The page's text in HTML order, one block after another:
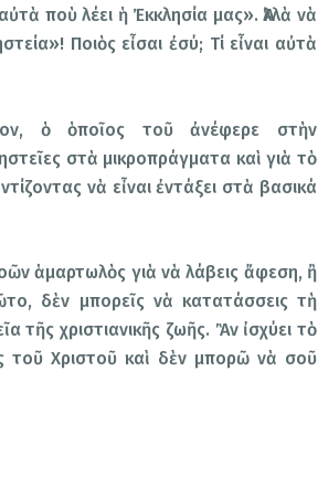
ποὺ λέει ἡ Ἐκκλησία μας». Ἀλλὰ νὰ
Ποιὸς εἶσαι ἐσύ; Τί εἶναι αὐτὰ
ὁ ὁποῖος τοῦ ἀνέφερε στὴν
στὰ μικροπράγματα καὶ γιὰ τὸ
νὰ εἶναι ἐντάξει στὰ βασικά
ἁμαρτωλὸς γιὰ νὰ λάβεις ἄφεση, ἢ
δὲν μπορεῖς νὰ κατατάσσεις τὴ
τῆς χριστιανικῆς ζωῆς. Ἂν ἰσχύει τὸ
τοῦ Χριστοῦ καὶ δὲν μπορῶ νὰ σοῦ